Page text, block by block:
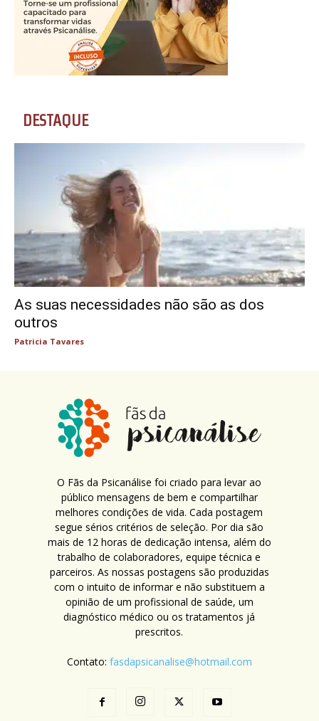
DESTAQUE
As suas necessidades não são as dos
outros
Patricia Tavares
O Fãs da Psicanálise foi criado para levar ao
público mensagens de bem e compartilhar
melhores condições de vida. Cada postagem
segue sérios critérios de seleção. Por dia são
mais de 12 horas de dedicação intensa, além do
trabalho de colaboradores, equipe técnica e
parceiros. As nossas postagens são produzidas
com o intuito de informar e não substituem a
opinião de um profissional de saúde, um
diagnóstico médico ou os tratamentos já
prescritos.
Contato: fasdapsicanalise@hotmail.com